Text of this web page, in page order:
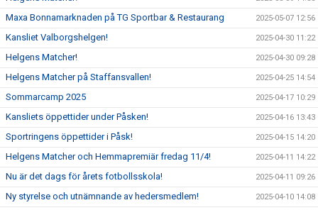
Maxa Bonnamarknaden på TG Sportbar & Restaurang 2025-05-07 12:56
Kansliet Valborgshelgen! 2025-04-30 11:22
Helgens Matcher! 2025-04-30 09:28
Helgens Matcher på Staffansvallen! 2025-04-25 14:54
Sommarcamp 2025 2025-04-17 10:29
Kansliets öppettider under Påsken! 2025-04-16 13:43
Sportringens öppettider i Påsk! 2025-04-15 14:20
Helgens Matcher och Hemmapremiär fredag 11/4! 2025-04-11 14:22
Nu är det dags för årets fotbollsskola! 2025-04-11 09:26
Ny styrelse och utnämnande av hedersmedlem! 2025-04-10 14:08